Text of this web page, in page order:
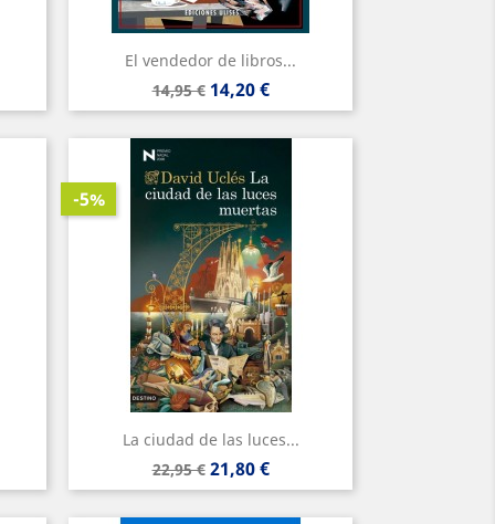
El vendedor de libros...
Precio
base
14,95 € Precio
14,20 €
La ciudad de las luces...
Precio
base
22,95 €
-5%
Precio
21,80 €